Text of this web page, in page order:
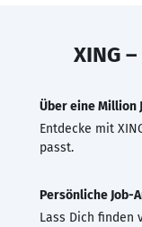
XING
Über eine Million
Entdecke mit
passt.
Persönliche Job-
Lass Dich finden